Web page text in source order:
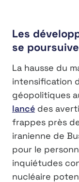
Les
se
La hausse du
intensification
géopolitiques
lancé des
frappes près
iranienne de
pour le
inquiétudes
nucléaire